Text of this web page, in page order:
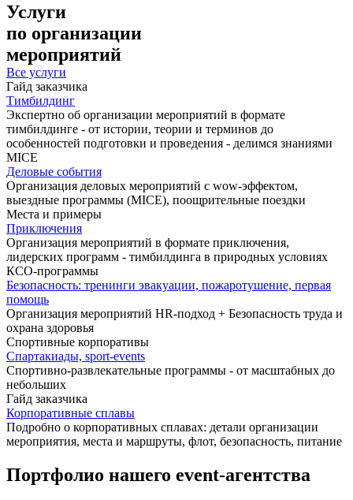
Услуги
по организации
мероприятий
Все услуги
Гайд заказчика
Тимбилдинг
Экспертно об организации мероприятий в формате
тимбилдинге - от истории, теории и терминов до
особенностей подготовки и проведения - делимся знаниями
MICE
Деловые события
Организация деловых мероприятий с wow-эффектом,
выездные программы (MICE), поощрительные поездки
Места и примеры
Приключения
Организация мероприятий в формате приключения,
лидерских программ - тимбилдинга в природных условиях
КСО-программы
Безопасность: тренинги эвакуации, пожаротушение, первая
помощь
Организация мероприятий HR-подход + Безопасность труда и
охрана здоровья
Спортивные корпоративы
Спартакиады, sport-events
Спортивно-развлекательные программы - от масштабных до
небольших
Гайд заказчика
Корпоративные сплавы
Подробно о корпоративных сплавах: детали организации
мероприятия, места и маршруты, флот, безопасность, питание
Портфолио нашего event-агентства